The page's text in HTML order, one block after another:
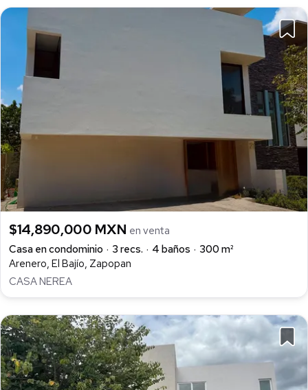
$14,890,000 MXN en venta
Casa en condominio
3 recs. 4 baños
300 m²
Arenero, El Bajío, Zapopan
CASA NEREA